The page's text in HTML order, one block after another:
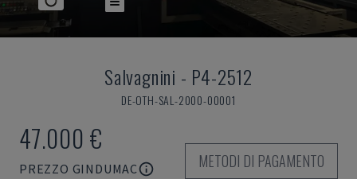
Salvagnini - P4-2512
DE-OTH-SAL-2000-00001
47.000 €
PREZZO GINDUMAC
METODI DI PAGAMENTO